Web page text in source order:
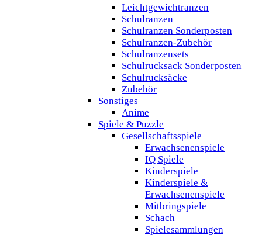
Leichtgewichtranzen
Schulranzen
Schulranzen Sonderposten
Schulranzen-Zubehör
Schulranzensets
Schulrucksack Sonderposten
Schulrucksäcke
Zubehör
Sonstiges
Anime
Spiele & Puzzle
Gesellschaftsspiele
Erwachsenenspiele
IQ Spiele
Kinderspiele
Kinderspiele &
Erwachsenenspiele
Mitbringspiele
Schach
Spielesammlungen